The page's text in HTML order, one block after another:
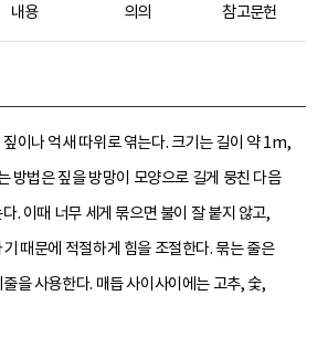
내용 의의 참고문헌
이나 억새 따위로 엮는다. 크기는 길이 약 1m,
방법은 짚을 방망이 모양으로 길게 뭉친 다음
. 이때 너무 세게 묶으면 불이 잘 붙지 않고,
때문에 적절하게 힘을 조절한다. 묶는 줄은
을 사용한다. 매듭 사이사이에는 고추, 숯,